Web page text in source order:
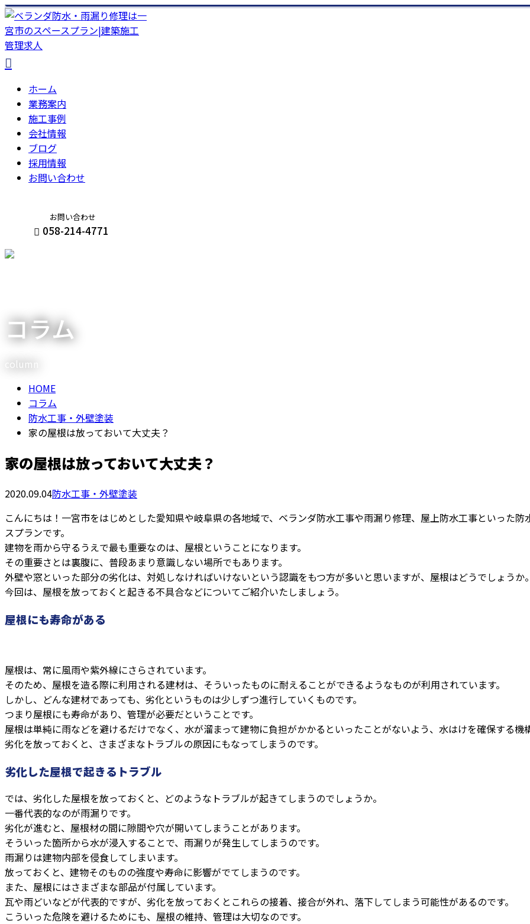
ホーム
業務案内
施工事例
会社情報
ブログ
採用情報
お問い合わせ
お問い合わせ
058-214-4771
コラム
column
HOME
コラム
防水工事・外壁塗装
家の屋根は放っておいて大丈夫？
家の屋根は放っておいて大丈夫？
2020.09.04防水工事・外壁塗装
こんにちは！一宮市をはじめとした愛知県や岐阜県の各地域で、ベランダ防水工事や雨漏り修理、屋上防水工事といった
スプランです。
建物を雨から守るうえで最も重要なのは、屋根ということになります。
その重要さとは裏腹に、普段あまり意識しない場所でもあります。
外壁や窓といった部分の劣化は、対処しなければいけないという認識をもつ方が多いと思いますが、屋根はどうでしょうか。
今回は、屋根を放っておくと起きる不具合などについてご紹介いたしましょう。
屋根にも寿命がある
屋根は、常に風雨や紫外線にさらされています。
そのため、屋根を造る際に利用される建材は、そういったものに耐えることができるようなものが利用されています。
しかし、どんな建材であっても、劣化というものは少しずつ進行していくものです。
つまり屋根にも寿命があり、管理が必要だということです。
屋根は単純に雨などを避けるだけでなく、水が溜まって建物に負担がかかるといったことがないよう、水はけを確保する機
劣化を放っておくと、さまざまなトラブルの原因にもなってしまうのです。
劣化した屋根で起きるトラブル
では、劣化した屋根を放っておくと、どのようなトラブルが起きてしまうのでしょうか。
一番代表的なのが雨漏りです。
劣化が進むと、屋根材の間に隙間や穴が開いてしまうことがあります。
そういった箇所から水が浸入することで、雨漏りが発生してしまうのです。
雨漏りは建物内部を侵食してしまいます。
放っておくと、建物そのものの強度や寿命に影響がでてしまうのです。
また、屋根にはさまざまな部品が付属しています。
瓦や雨どいなどが代表的ですが、劣化を放っておくとこれらの接着、接合が外れ、落下してしまう可能性があるのです。
こういった危険を避けるためにも、屋根の維持、管理は大切なのです。